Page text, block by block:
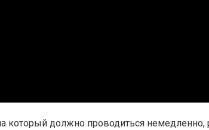
должно проводиться немедленно,